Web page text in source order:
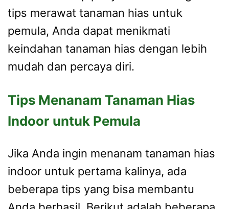
tips merawat tanaman hias untuk
pemula, Anda dapat menikmati
keindahan tanaman hias dengan lebih
mudah dan percaya diri.
Tips Menanam Tanaman Hias
Indoor untuk Pemula
Jika Anda ingin menanam tanaman hias
indoor untuk pertama kalinya, ada
beberapa tips yang bisa membantu